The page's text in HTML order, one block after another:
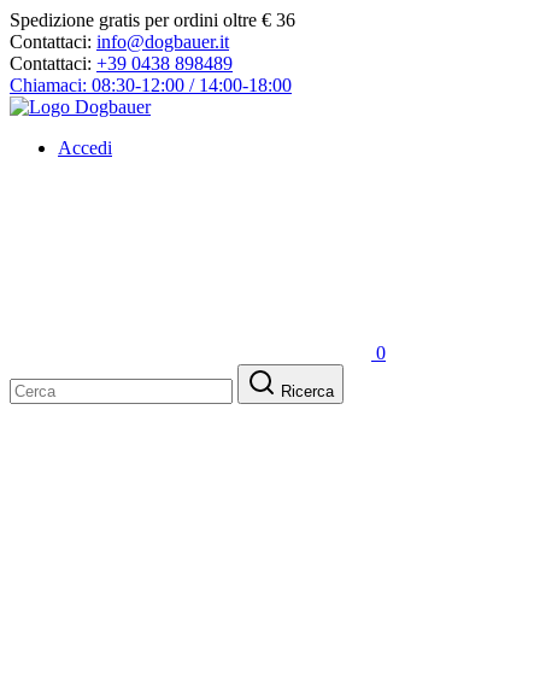
Spedizione gratis per ordini oltre € 36
Contattaci: info@dogbauer.it
Contattaci: +39 0438 898489
Chiamaci: 08:30-12:00 / 14:00-18:00
Accedi
0
Ricerca